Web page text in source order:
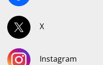
X
Instagram